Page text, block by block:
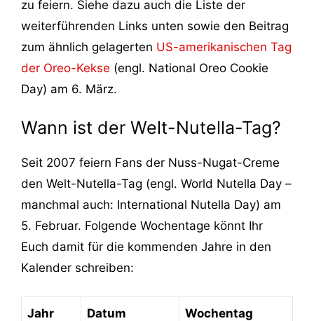
zu feiern. Siehe dazu auch die Liste der
weiterführenden Links unten sowie den Beitrag
zum ähnlich gelagerten US-amerikanischen Tag
der Oreo-Kekse (engl. National Oreo Cookie
Day) am 6. März.
Wann ist der Welt-Nutella-Tag?
Seit 2007 feiern Fans der Nuss-Nugat-Creme
den Welt-Nutella-Tag (engl. World Nutella Day –
manchmal auch: International Nutella Day) am
5. Februar. Folgende Wochentage könnt Ihr
Euch damit für die kommenden Jahre in den
Kalender schreiben:
Jahr Datum Wochentag